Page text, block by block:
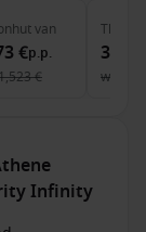
van
€p.p.
€
The
was
Infinity